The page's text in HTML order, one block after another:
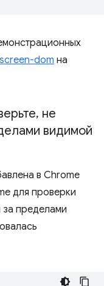
dom на
, не
видимой
​​в Chrome
для проверки
за пределами